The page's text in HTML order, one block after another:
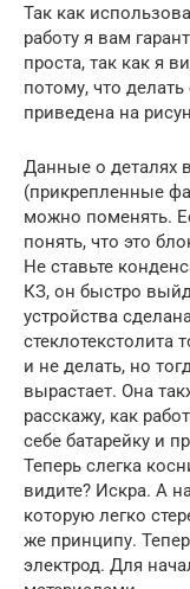
Так как
работу я вам
проста, так как я
потому, что
приведена на
Данные о деталях
(прикрепленные
можно поменять.
понять, что это
Не ставьте
КЗ, он быстро
устройства
и не делать, но
вырастает. Она
расскажу, как
себе батарейку и
Теперь слегка
видите? Искра. А
которую легко
же принципу.
электрод. Для